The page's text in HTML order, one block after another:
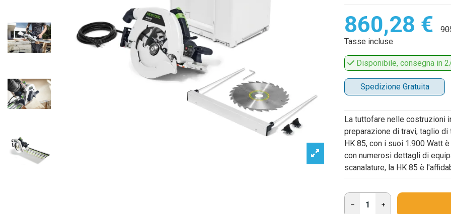
860,28 €
Tasse incluse
Disponibile, consegna in
Spedizione Gratuita
La tuttofare nelle costruzioni
preparazione di travi, taglio
HK 85, con i suoi 1.900 Watt
con numerosi dettagli di
scanalature, la HK 85 è